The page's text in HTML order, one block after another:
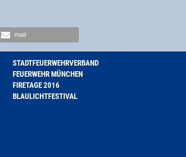
mail
STADTFEUERWEHRVERBAND
FEUERWEHR MÜNCHEN
FIRETAGE 2016
BLAULICHTFESTIVAL